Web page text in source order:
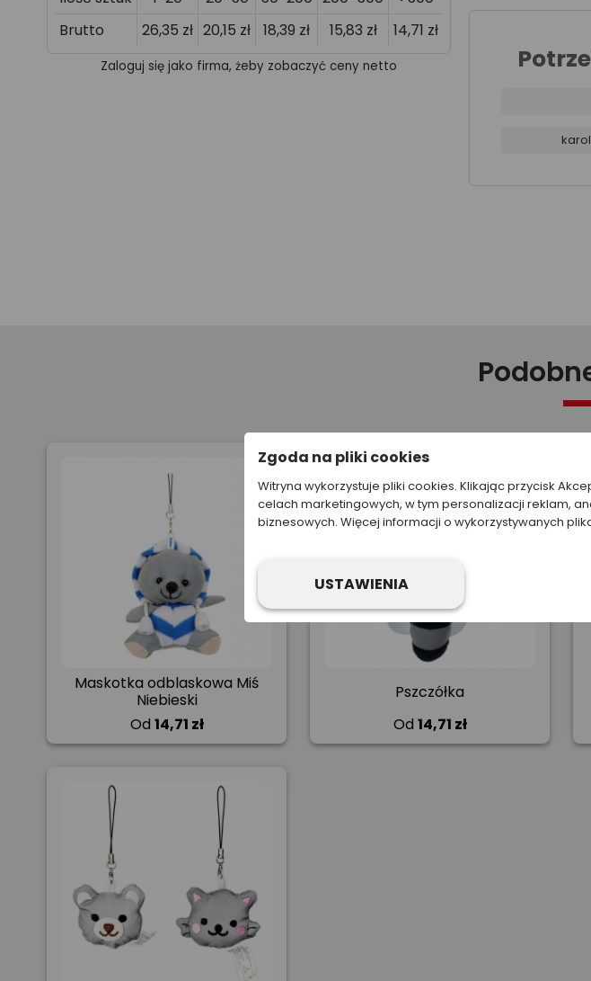
Brutto
26,35 zł 20,15 zł 18,39 zł 15,83 zł 14,71 zł
Zaloguj się jako firma, żeby zobaczyć ceny netto
Maskotka odblaskowa Miś
Niebieski
Od 14,71 zł
Pszczółka
Od 14,71 zł
Zgoda na pliki cookies
Witryna wykorzystuje pliki cookies. Klikając przycisk
celach marketingowych, w tym personalizacji reklam,
biznesowych. Więcej informacji o wykorzystywanych
USTAWIENIA